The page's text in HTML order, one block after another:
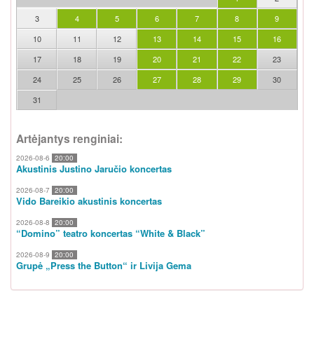
3
4 5 6 7 8
9
10
11 12 13 14 15
16
17
18 19 20 21 22
23
24
25 26 27 28 29
30
31
Artėjantys renginiai:
2026-08-6 20:00
Akustinis Justino Jaručio koncertas
2026-08-7 20:00
Vido Bareikio akustinis koncertas
2026-08-8 20:00
“Domino” teatro koncertas “White & Black”
2026-08-9 20:00
Grupė „Press the Button“ ir Livija Gema